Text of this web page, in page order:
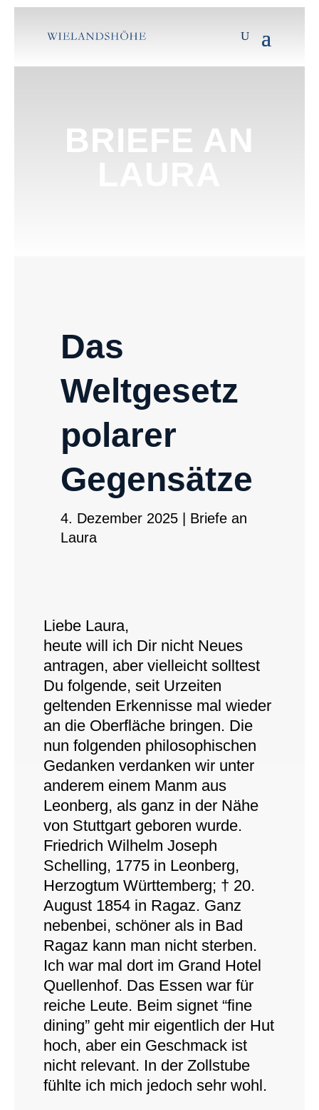
BRIEFE AN
Das
Weltgesetz
polarer
Gegensätze
4. Dezember 2025| Briefe an
Laura
Liebe Laura,
heute will ich Dir nicht Neues
antragen, aber vielleicht solltest
Du folgende, seit Urzeiten
geltenden Erkennisse mal wieder
an die Oberfläche bringen. Die
nun folgenden philosophischen
Gedanken verdanken wir unter
anderem einem Manm aus
Leonberg, als ganz in der Nähe
von Stuttgart geboren wurde.
Friedrich Wilhelm Joseph
Schelling, 1775 in Leonberg,
Herzogtum Württemberg; † 20.
August 1854 in Ragaz. Ganz
nebenbei, schöner als in Bad
Ragaz kann man nicht sterben.
Ich war mal dort im Grand Hotel
Quellenhof. Das Essen war für
reiche Leute. Beim signet “fine
dining” geht mir eigentlich der Hut
hoch, aber ein Geschmack ist
nicht relevant. In der Zollstube
fühlte ich mich jedoch sehr wohl.